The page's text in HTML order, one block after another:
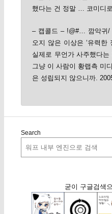
했다는 건 정말 … 코미디
– 캡콜드 – !@#… 깜악귀/
오지 않은 이상은 ‘유력한
실제로 무언가 사주했다
그냥 이 사람이 황랩측 미
은 성립되지 않으니까.
Search
굳이 구글검색